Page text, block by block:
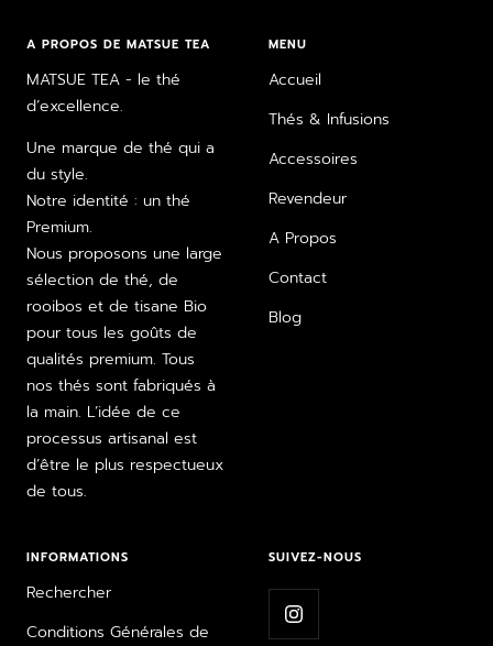
A PROPOS DE MATSUE TEA
MATSUE TEA - le thé
d’excellence.
Une marque de thé qui a
du style.
Notre identité : un thé
Premium.
Nous proposons une large
sélection de thé, de
rooibos et de tisane Bio
pour tous les goûts de
qualités premium. Tous
nos thés sont fabriqués à
la main. L’idée de ce
processus artisanal est
d’être le plus respectueux
de tous.
MENU
Accueil
Thés & Infusions
Accessoires
Revendeur
A Propos
Contact
Blog
INFORMATIONS
Rechercher
Conditions Générales de
SUIVEZ-NOUS